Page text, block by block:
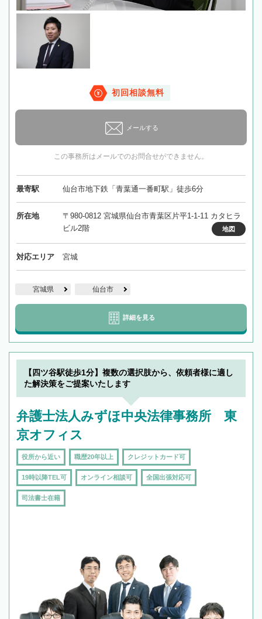
初回相談無料
メールする
この事務所はメールでのお問合せができません。
最寄駅 仙台市地下鉄「青葉通一番町駅」徒歩6分
所在地
〒980-0812 宮城県仙台市青葉区片平1-1-11 カタヒラ
ビル2階
地図
対応エリア 宮城
宮城県 仙台市
詳細を見る
【四ツ谷駅徒歩1分】複数の選択肢から、依頼者様に適し
た解決策をご提案いたします
弁護士法人みずほ中央法律事務所 東
京オフィス
役所から近い 職歴20年以上 クレジットカード可
19時以降TEL可 オンライン相談可 全国出張対応可
司法書士在籍